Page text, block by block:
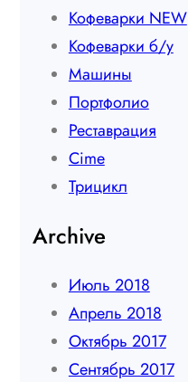
Кофеварки NEW
Кофеварки б/у
Машины
Портфолио
Реставрация
Сime
Трицикл
Archive
Июль 2018
Апрель 2018
Октябрь 2017
Сентябрь 2017